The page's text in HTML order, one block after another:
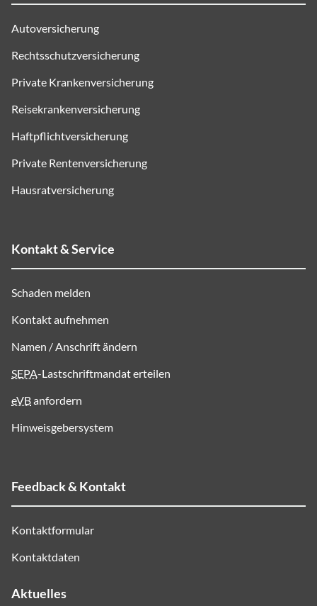
Autoversicherung
Rechtsschutzversicherung
Private Krankenversicherung
Reisekrankenversicherung
Haftpflichtversicherung
Private Rentenversicherung
Hausratversicherung
Kontakt & Service
Schaden melden
Kontakt aufnehmen
Namen / Anschrift ändern
SEPA-Lastschriftmandat erteilen
eVBanfordern
Hinweisgebersystem
Feedback & Kontakt
Kontaktformular
Kontaktdaten
Aktuelles